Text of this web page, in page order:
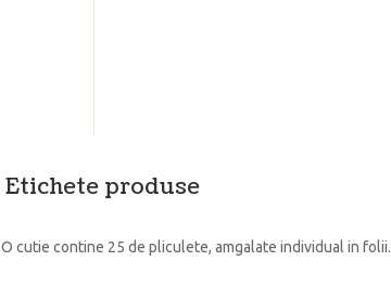
Etichete produse
cutie contine 25 de pliculete, amgalate individual in folii.